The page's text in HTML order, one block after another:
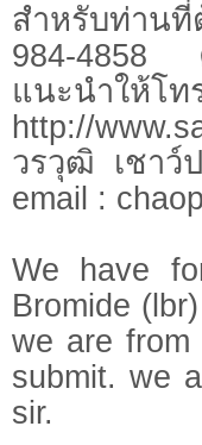
สำหรับท่าน
984-4858
แนะนำให้โท
http://
วรวุฒิ เชาว์
email :
We have
Bromide
we are
submit. we
sir.